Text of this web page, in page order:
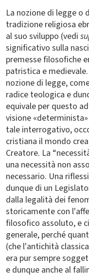
La nozione di legge o
tradizione religiosa
al suo sviluppo (vedi
significativo sulla
premesse filosofiche
patristica e
nozione di legge,
radice teologica e
equivale per questo
visione
tale interrogativo,
cristiana il mondo
Creatore. La
una necessità non
necessario. Una
dunque di un
dalla legalità dei
storicamente con
filosofico assoluto, e
generale, perché
(che l'antichità
era pur sempre
e dunque anche al